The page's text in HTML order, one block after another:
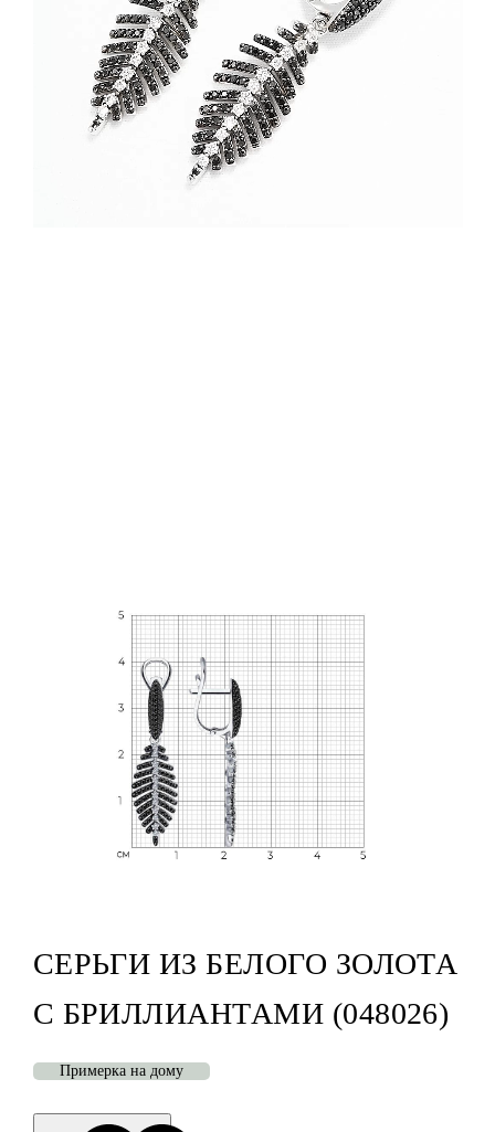
СЕРЬГИ ИЗ БЕЛОГО ЗОЛОТА
С БРИЛЛИАНТАМИ (048026)
Примерка на дому